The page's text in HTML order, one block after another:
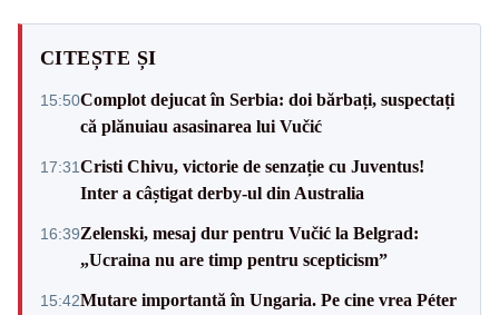
CITEȘTE ȘI
15:50Complot dejucat în Serbia: doi bărbați, suspectați
că plănuiau asasinarea lui Vučić
17:31Cristi Chivu, victorie de senzație cu Juventus!
Inter a câștigat derby-ul din Australia
16:39Zelenski, mesaj dur pentru Vučić la Belgrad:
„Ucraina nu are timp pentru scepticism”
15:42Mutare importantă în Ungaria. Pe cine vrea Péter